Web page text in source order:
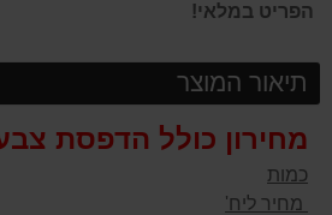
הפריט במלאי!
תיאור המוצר
מחירון כולל הדפסת
כמות
מחיר ליח'